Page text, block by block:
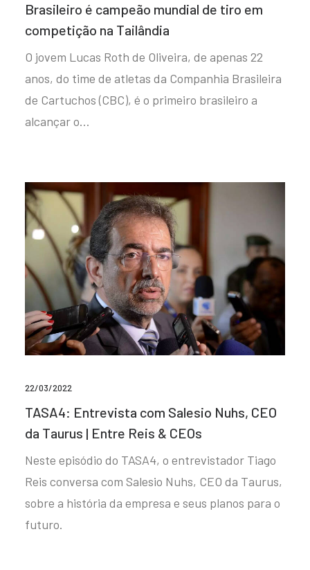
Brasileiro é campeão mundial de tiro em
competição na Tailândia
O jovem Lucas Roth de Oliveira, de apenas 22
anos, do time de atletas da Companhia Brasileira
de Cartuchos (CBC), é o primeiro brasileiro a
alcançar o…
22/03/2022
TASA4: Entrevista com Salesio Nuhs, CEO
da Taurus | Entre Reis & CEOs
Neste episódio do TASA4, o entrevistador Tiago
Reis conversa com Salesio Nuhs, CEO da Taurus,
sobre a história da empresa e seus planos para o
futuro.